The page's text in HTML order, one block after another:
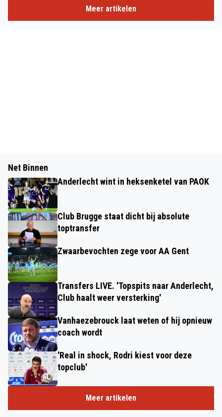
Meer artikelen
Net Binnen
Anderlecht wint in heksenketel van PAOK
Club Brugge staat dicht bij absolute
toptransfer
Zwaarbevochten zege voor AA Gent
Transfers LIVE. 'Topspits naar Anderlecht,
Club haalt weer versterking'
Vanhaezebrouck laat weten of hij opnieuw
coach wordt
'Real in shock, Rodri kiest voor deze
topclub'
Meer artikelen